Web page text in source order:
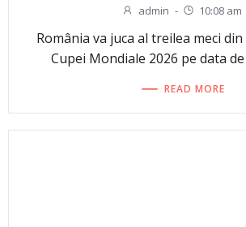
admin - 10:08 am
România va juca al treilea meci
Cupei Mondiale 2026 pe data
READ MORE